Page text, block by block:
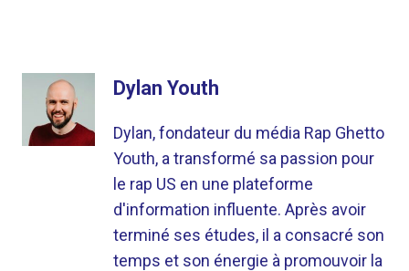
Dylan Youth
Dylan, fondateur du média Rap Ghetto
Youth, a transformé sa passion pour
le rap US en une plateforme
d'information influente. Après avoir
terminé ses études, il a consacré son
temps et son énergie à promouvoir la